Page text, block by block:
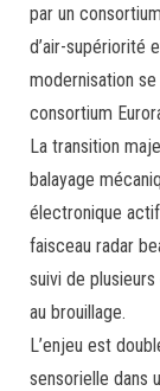
par un
d’air-supériorité
modernisation
consortium
La transition
balayage
électronique
faisceau radar
suivi de
au brouillage.
L’enjeu est
sensorielle dans